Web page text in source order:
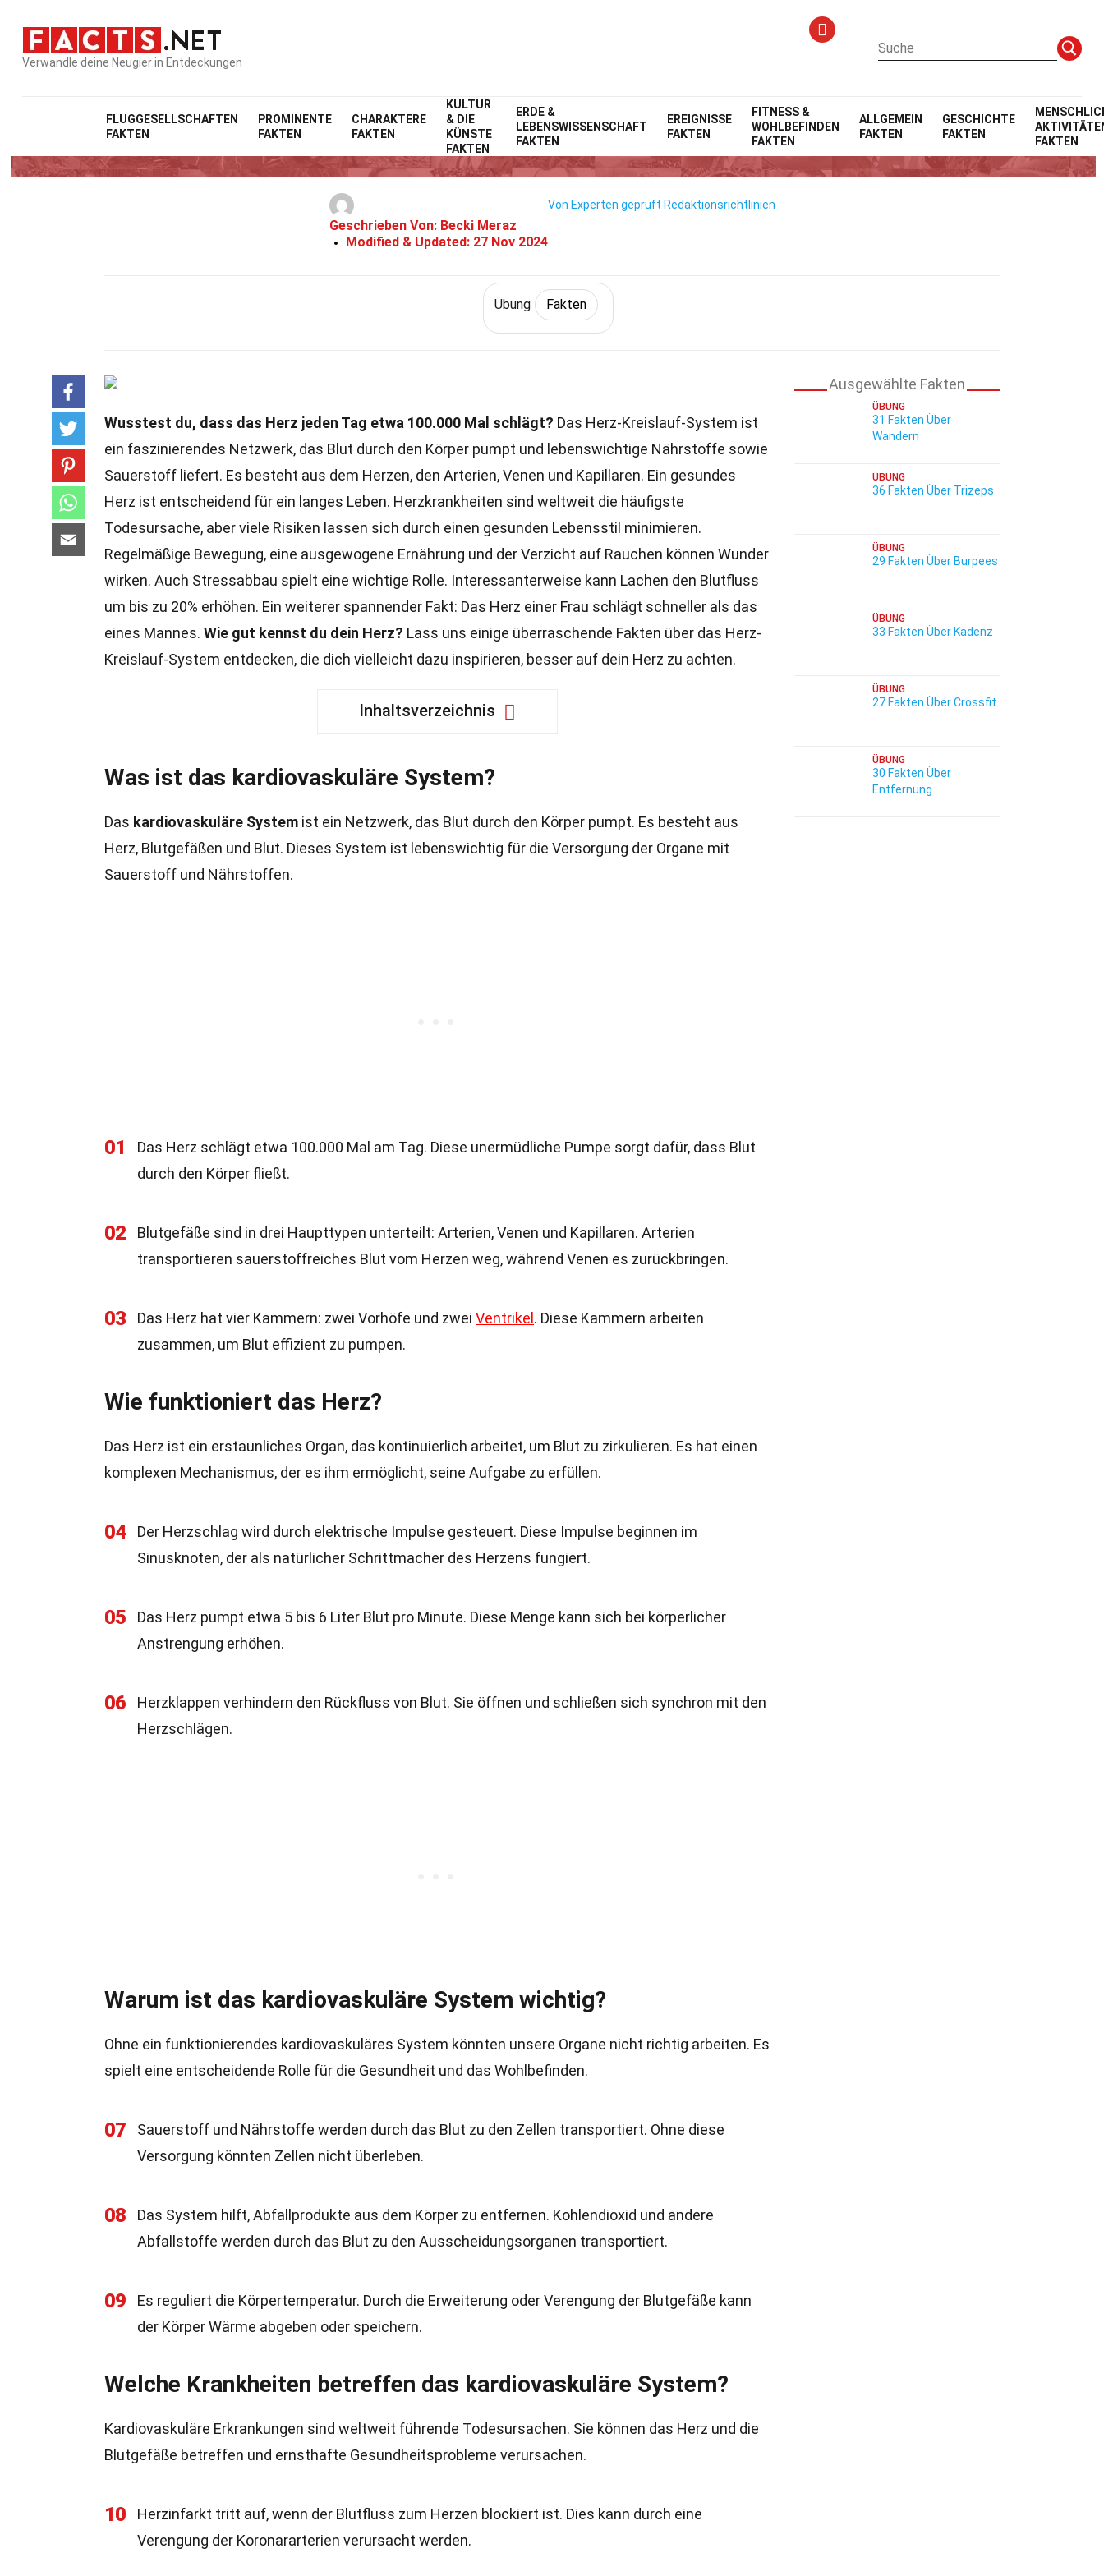
Verwandle deine Neugier in Entdeckungen
FLUGGESELLSCHAFTEN
FAKTEN
PROMINENTE
FAKTEN
CHARAKTERE
FAKTEN
KULTUR
& DIE
KÜNSTE
FAKTEN
ERDE &
LEBENSWISSENSCHAFT
FAKTEN
EREIGNISSE
FAKTEN
FITNESS &
WOHLBEFINDEN
FAKTEN
ALLGEMEIN
FAKTEN
GESCHICHTE
FAKTEN
FAKTEN
Home Fitness & Wohlbefinden ÜbungFakten
26 Fakten Über Kardiovaskulär
Geschrieben Von: Becki Meraz
Modified & Updated: 27 Nov 2024
Von Experten geprüft Redaktionsrichtlinien
Übung Fakten
Wusstest du, dass das Herz jeden Tag etwa 100.000 Mal schlägt? Das Herz-Kreislauf-System ist
ein faszinierendes Netzwerk, das Blut durch den Körper pumpt und lebenswichtige Nährstoffe sowie
Sauerstoff liefert. Es besteht aus dem Herzen, den Arterien, Venen und Kapillaren. Ein gesundes
Herz ist entscheidend für ein langes Leben. Herzkrankheiten sind weltweit die häufigste
Todesursache, aber viele Risiken lassen sich durch einen gesunden Lebensstil minimieren.
Regelmäßige Bewegung, eine ausgewogene Ernährung und der Verzicht auf Rauchen können Wunder
wirken. Auch Stressabbau spielt eine wichtige Rolle. Interessanterweise kann Lachen den Blutfluss
um bis zu 20% erhöhen. Ein weiterer spannender Fakt: Das Herz einer Frau schlägt schneller als das
eines Mannes. Wie gut kennst du dein Herz? Lass uns einige überraschende Fakten über das Herz-
Kreislauf-System entdecken, die dich vielleicht dazu inspirieren, besser auf dein Herz zu achten.
Inhaltsverzeichnis
Was ist das kardiovaskuläre System?
Das kardiovaskuläre System ist ein Netzwerk, das Blut durch den Körper pumpt. Es besteht aus
Herz, Blutgefäßen und Blut. Dieses System ist lebenswichtig für die Versorgung der Organe mit
Sauerstoff und Nährstoffen.
01
Das Herz schlägt etwa 100.000 Mal am Tag. Diese unermüdliche Pumpe sorgt dafür, dass Blut
durch den Körper fließt.
02
Blutgefäße sind in drei Haupttypen unterteilt: Arterien, Venen und Kapillaren. Arterien
transportieren sauerstoffreiches Blut vom Herzen weg, während Venen es zurückbringen.
03 Das Herz hat vier Kammern: zwei Vorhöfe und zwei Ventrikel . Diese Kammern arbeiten
zusammen, um Blut effizient zu pumpen.
Wie funktioniert das Herz?
Das Herz ist ein erstaunliches Organ, das kontinuierlich arbeitet, um Blut zu zirkulieren. Es hat einen
komplexen Mechanismus, der es ihm ermöglicht, seine Aufgabe zu erfüllen.
04
Der Herzschlag wird durch elektrische Impulse gesteuert. Diese Impulse beginnen im
Sinusknoten, der als natürlicher Schrittmacher des Herzens fungiert.
05
Das Herz pumpt etwa 5 bis 6 Liter Blut pro Minute. Diese Menge kann sich bei körperlicher
Anstrengung erhöhen.
06
Herzklappen verhindern den Rückfluss von Blut. Sie öffnen und schließen sich synchron mit den
Herzschlägen.
Warum ist das kardiovaskuläre System wichtig?
Ohne ein funktionierendes kardiovaskuläres System könnten unsere Organe nicht richtig arbeiten. Es
spielt eine entscheidende Rolle für die Gesundheit und das Wohlbefinden.
07
Sauerstoff und Nährstoffe werden durch das Blut zu den Zellen transportiert. Ohne diese
Versorgung könnten Zellen nicht überleben.
08
Das System hilft, Abfallprodukte aus dem Körper zu entfernen. Kohlendioxid und andere
Abfallstoffe werden durch das Blut zu den Ausscheidungsorganen transportiert.
09
Es reguliert die Körpertemperatur. Durch die Erweiterung oder Verengung der Blutgefäße kann
der Körper Wärme abgeben oder speichern.
Welche Krankheiten betreffen das kardiovaskuläre System?
Kardiovaskuläre Erkrankungen sind weltweit führende Todesursachen. Sie können das Herz und die
Blutgefäße betreffen und ernsthafte Gesundheitsprobleme verursachen.
10
Herzinfarkt tritt auf, wenn der Blutfluss zum Herzen blockiert ist. Dies kann durch eine
Verengung der Koronararterien verursacht werden.
Ausgewählte Fakten
ÜBUNG
31 Fakten Über
Wandern
ÜBUNG
36 Fakten Über Trizeps
ÜBUNG
29 Fakten Über Burpees
ÜBUNG
33 Fakten Über Kadenz
ÜBUNG
27 Fakten Über Crossfit
ÜBUNG
30 Fakten Über
Entfernung